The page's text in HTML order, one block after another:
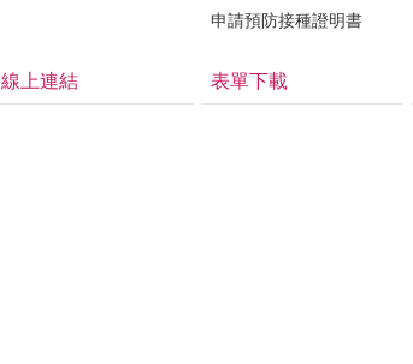
申請預防接種證明書
線上連結 表單下載